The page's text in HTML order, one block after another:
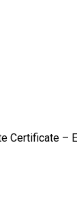
Certificate –